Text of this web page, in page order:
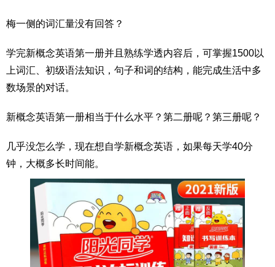
梅一侧的词汇量没有回答？
学完新概念英语第一册并且熟练学透内容后，可掌握1500以
上词汇、初级语法知识，句子和词的结构，能完成生活中多
数场景的对话。
新概念英语第一册相当于什么水平？第二册呢？第三册呢？
几乎没怎么学，现在想自学新概念英语，如果每天学40分
钟，大概多长时间能。